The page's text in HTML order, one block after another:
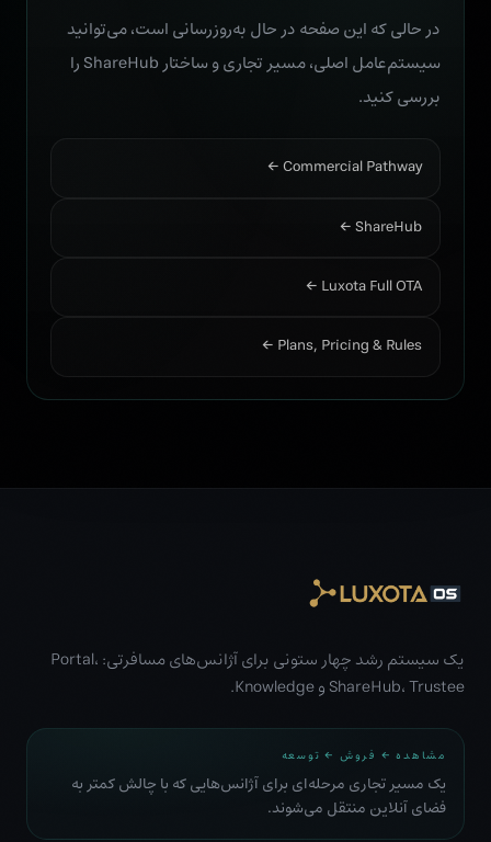
در حالی که این صفحه در حال به‌روزرسانی است، می‌توانید
سیستم‌عامل اصلی، مسیر تجاری و ساختار ShareHub را
بررسی کنید.
Commercial Pathway ←
ShareHub ←
Luxota Full OTA ←
Plans, Pricing & Rules ←
یک سیستم رشد چهار ستونی برای آژانس‌های مسافرتی: Portal،
ShareHub، Trustee و Knowledge.
مشاهده ← فروش ← توسعه
یک مسیر تجاری مرحله‌ای برای آژانس‌هایی که با چالش کمتر به
فضای آنلاین منتقل می‌شوند.